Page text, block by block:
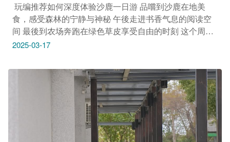
​ 玩编推荐如何深度体验沙鹿一日游 品嚐到沙鹿在地美
食，感受森林的宁静与神秘 午後走进书香气息的阅读空
间 最後到农场奔跑在绿色草皮享受自由的时刻 这个周末
准好好一起探险沙鹿，发现沙鹿的无限美景了吗？
2025-03-17